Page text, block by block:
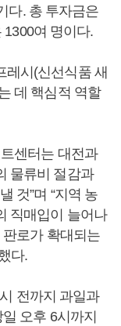
다. 총 투자금은
1300여 명이다.
레시(신선식품 새
데 핵심적 역할
센터는 대전과
물류비 절감과
것”며 “지역 농
직매입이 늘어나
로가 확대되는
다.
전까지 과일과
오후 6시까지